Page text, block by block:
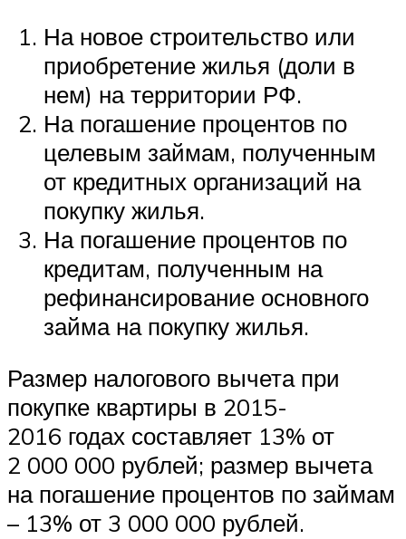
На новое строительство или
приобретение жилья (доли в
нем) на территории РФ.
На погашение процентов по
целевым займам, полученным
от кредитных организаций на
покупку жилья.
На погашение процентов по
кредитам, полученным на
рефинансирование основного
займа на покупку жилья.
Размер налогового вычета при
покупке квартиры в 2015-
2016 годах составляет 13% от
2 000 000 рублей; размер вычета
на погашение процентов по займам
– 13% от 3 000 000 рублей.